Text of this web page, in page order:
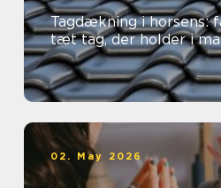
Tagdækning i horsens:
tæt tag, der holder i
02. May 2026